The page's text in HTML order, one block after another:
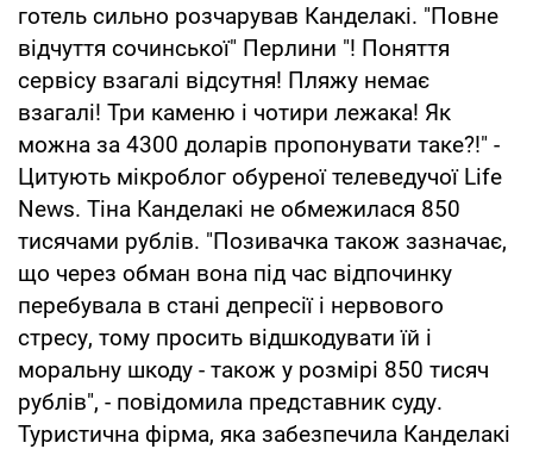
готель сильно розчарував Канделакі. "Повне
відчуття сочинської" Перлини "! Поняття
сервісу взагалі відсутня! Пляжу немає
взагалі! Три каменю і чотири лежака! Як
можна за 4300 доларів пропонувати таке?!" -
Цитують мікроблог обуреної телеведучої Life
News. Тіна Канделакі не обмежилася 850
тисячами рублів. "Позивачка також зазначає,
що через обман вона під час відпочинку
перебувала в стані депресії і нервового
стресу, тому просить відшкодувати їй і
моральну шкоду - також у розмірі 850 тисяч
рублів", - повідомила представник суду.
Туристична фірма, яка забезпечила Канделакі